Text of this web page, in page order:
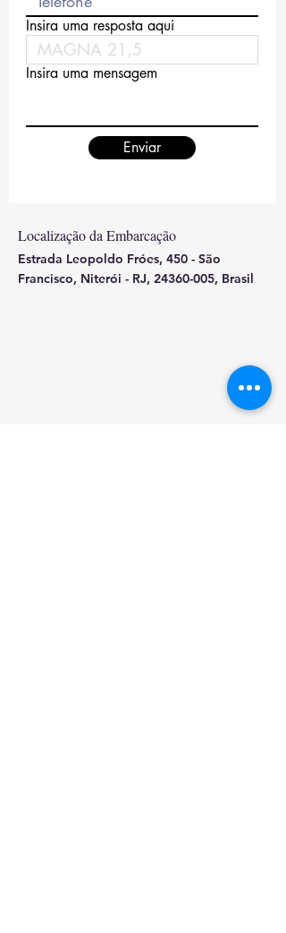
Insira uma resposta aqui
Insira uma mensagem
Enviar
Localização da Embarcação
Estrada Leopoldo Fróes, 450 - São
Francisco, Niterói - RJ, 24360-005, Brasil